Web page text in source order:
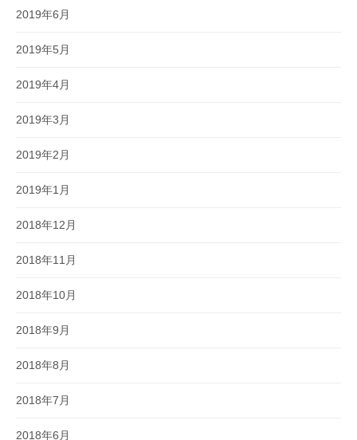
2019年6月
2019年5月
2019年4月
2019年3月
2019年2月
2019年1月
2018年12月
2018年11月
2018年10月
2018年9月
2018年8月
2018年7月
2018年6月